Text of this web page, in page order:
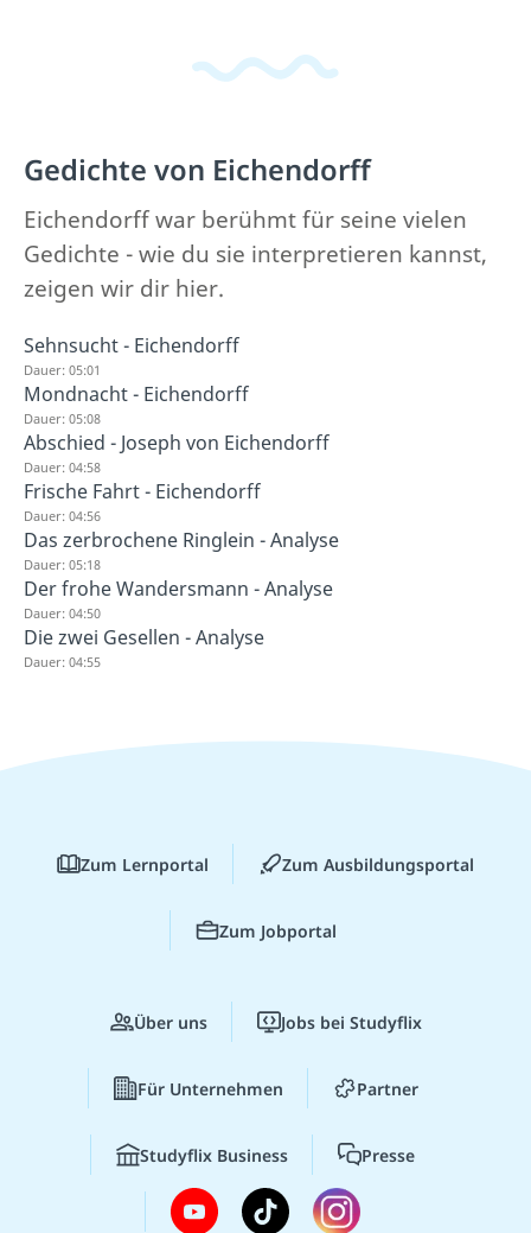
Gedichte von Eichendorff
Eichendorff war berühmt für seine vielen
Gedichte - wie du sie interpretieren kannst,
zeigen wir dir hier.
Sehnsucht - Eichendorff
Dauer: 05:01
Mondnacht - Eichendorff
Dauer: 05:08
Abschied - Joseph von Eichendorff
Dauer: 04:58
Frische Fahrt - Eichendorff
Dauer: 04:56
Das zerbrochene Ringlein - Analyse
Dauer: 05:18
Der frohe Wandersmann - Analyse
Dauer: 04:50
Die zwei Gesellen - Analyse
Dauer: 04:55
Zum Lernportal Zum Ausbildungsportal
Zum Jobportal
Über uns Jobs bei Studyflix
Für Unternehmen Partner
Studyflix Business Presse